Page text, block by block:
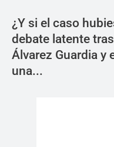
¿Y si el caso
debate latente
Álvarez Guardia y
una...